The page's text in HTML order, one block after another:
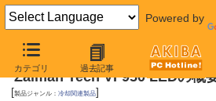
Powered by
カテゴリ 過去記事
2009年5月30日号
Zalman Tech VF950 LEDの概
[製品ジャンル： 冷却関連製品]